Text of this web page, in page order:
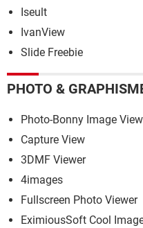
Iseult
IvanView
Slide Freebie
PHOTO &
Photo-Bonny Image
Capture View
3DMF Viewer
4images
Fullscreen Photo Viewer
EximiousSoft Cool